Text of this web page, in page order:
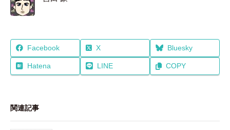
Facebook X Bluesky
Hatena LINE COPY
関連記事